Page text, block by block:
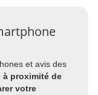
et avis des
à proximité de
votre